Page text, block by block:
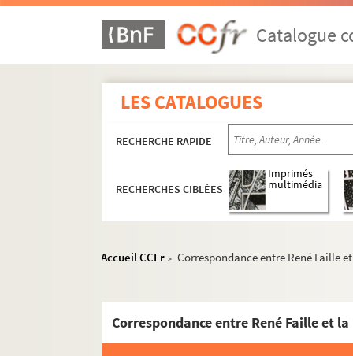
Catalogue
LES CATALOGUES
RECHERCHE RAPIDE
RECHERCHES CIBLÉES
Imprimés
multimédia
Accueil CCFr > Correspondance entre René Faille